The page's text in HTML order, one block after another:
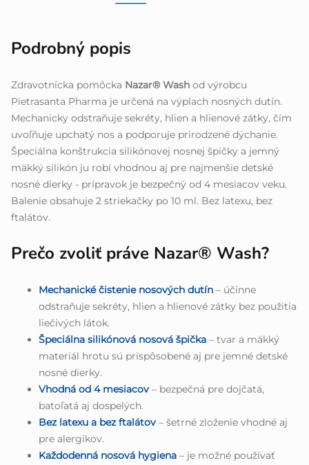
Podrobný popis
Zdravotnícka pomôcka Nazar® Wash od výrobcu
Pietrasanta Pharma je určená na výplach nosných dutín.
Mechanicky odstraňuje sekréty, hlien a hlienové zátky, čím
uvoľňuje upchatý nos a podporuje prirodzené dýchanie.
Špeciálna konštrukcia silikónovej nosnej špičky a jemný
mäkký silikón ju robí vhodnou aj pre najmenšie detské
nosné dierky - prípravok je bezpečný od 4 mesiacov veku.
Balenie obsahuje 2 striekačky po 10 ml. Bez latexu, bez
ftalátov.
Prečo zvoliť práve Nazar® Wash?
Mechanické čistenie nosových dutín – účinne
odstraňuje sekréty, hlien a hlienové zátky bez použitia
liečivých látok.
Špeciálna silikónová nosová špička – tvar a mäkký
materiál hrotu sú prispôsobené aj pre jemné detské
nosné dierky.
Vhodná od 4 mesiacov– bezpečná pre dojčatá,
batoľatá aj dospelých.
Bez latexu a bez ftalátov– šetrné zloženie vhodné aj
pre alergikov.
Každodenná nosová hygiena – je možné používať